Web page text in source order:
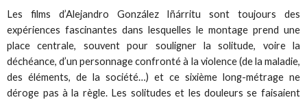
Les films d’Alejandro González Iñárritu sont toujours des
expériences fascinantes dans lesquelles le montage prend une
place centrale, souvent pour souligner la solitude, voire la
déchéance, d’un personnage confronté à la violence (de la maladie,
des éléments, de la société…) et ce sixième long-métrage ne
déroge pas à la règle. Les solitudes et les douleurs se faisaient